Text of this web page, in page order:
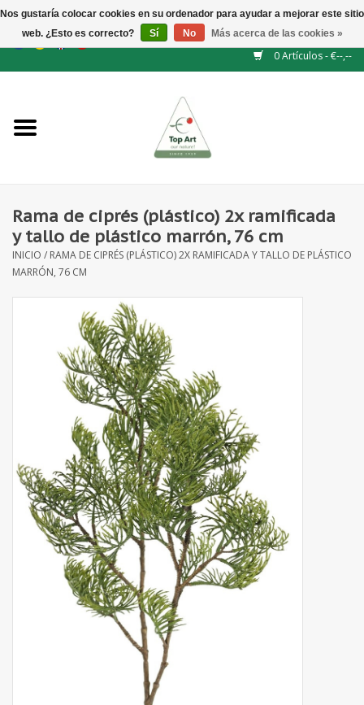
GBP/CHF /BGN/
0 Artículos - €--,--
NUEVO
Flores artificiales
Rama de hojas / bayas
Fruta artificial
Coronas de flores
Rama de ciprés (plástico) 2x ramificada
y tallo de plástico marrón, 76 cm
INICIO / RAMA DE CIPRÉS (PLÁSTICO) 2X RAMIFICADA Y TALLO DE PLÁSTICO
MARRÓN, 76 CM
Nos gustaría colocar cookies en su ordenador para ayudar a mejorar este sitio
web. ¿Esto es correcto?
Sí No Más acerca de las cookies »